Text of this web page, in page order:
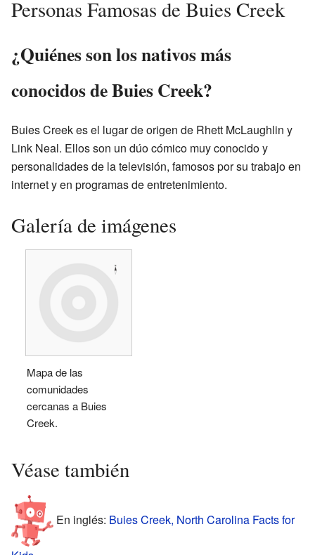
Personas Famosas de Buies Creek
¿Quiénes son los nativos más
conocidos de Buies Creek?
Buies Creek es el lugar de origen de Rhett McLaughlin y
Link Neal. Ellos son un dúo cómico muy conocido y
personalidades de la televisión, famosos por su trabajo en
internet y en programas de entretenimiento.
Galería de imágenes
Mapa de las
comunidades
cercanas a Buies
Creek.
Véase también
En inglés: Buies Creek, North Carolina Facts for